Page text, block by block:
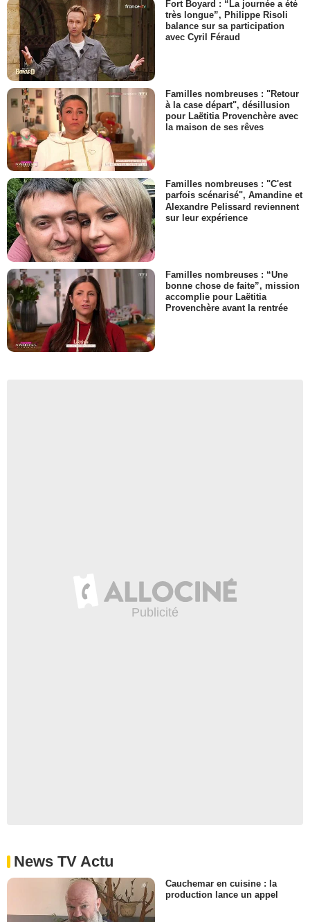
Fort Boyard : “La journée a été
très longue”, Philippe Risoli
balance sur sa participation
avec Cyril Féraud
Familles nombreuses : "Retour
à la case départ", désillusion
pour Laëtitia Provenchère avec
la maison de ses rêves
Familles nombreuses : "C'est
parfois scénarisé", Amandine et
Alexandre Pelissard reviennent
sur leur expérience
Familles nombreuses : “Une
bonne chose de faite”, mission
accomplie pour Laëtitia
Provenchère avant la rentrée
News TV Actu
Cauchemar en cuisine : la
production lance un appel